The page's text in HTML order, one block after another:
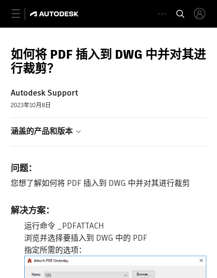
如何将 PDF 插入到 DWG 中并对其进
行裁剪？
Autodesk Support
2023年10月8日
涵盖的产品和版本
问题：
您想了解如何将 PDF 插入到 DWG 中并对其进行裁剪
解决方案：
运行命令 _PDFATTACH
浏览并选择要插入到 DWG 中的 PDF
指定所需的选项：